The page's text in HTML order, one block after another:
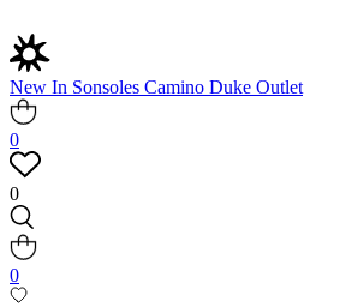
New In Sonsoles Camino Duke Outlet
0
0
0